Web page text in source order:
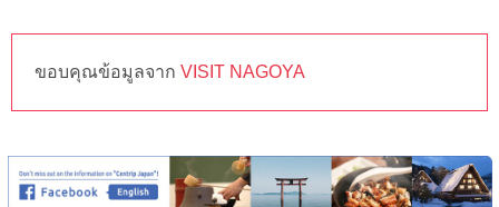
ขอบคุณข้อมูลจาก VISIT NAGOYA